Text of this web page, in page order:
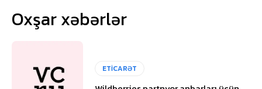
Oxşar xəbərlər
ETİCARƏT